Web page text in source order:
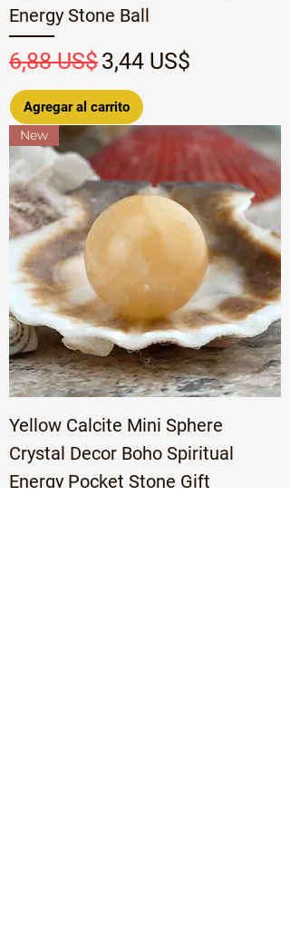
Energy Stone Ball
Precio
6,88 US$Precio de oferta
3,44 US$
Agregar al carrito
New
Yellow Calcite Mini Sphere
Crystal Decor Boho Spiritual
Energy Pocket Stone Gift